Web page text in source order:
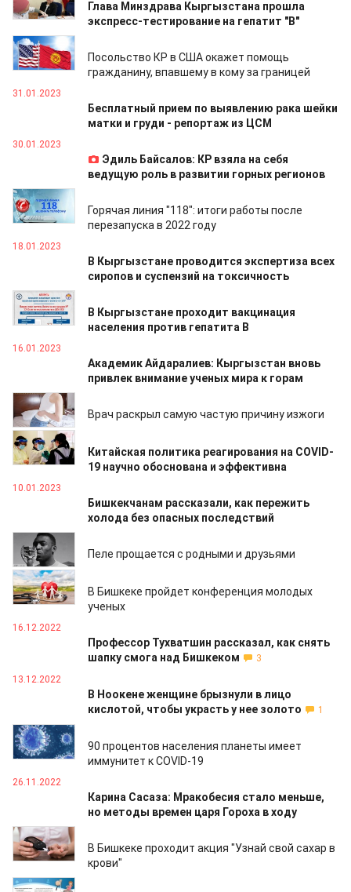
Глава Минздрава Кыргызстана прошла
экспресс-тестирование на гепатит "В"
09.02.2023
Посольство КР в США окажет помощь
гражданину, впавшему в кому за границей
31.01.2023
Бесплатный прием по выявлению рака шейки
матки и груди - репортаж из ЦСМ
30.01.2023
Эдиль Байсалов: КР взяла на себя
ведущую роль в развитии горных регионов
27.01.2023
Горячая линия "118": итоги работы после
перезапуска в 2022 году
18.01.2023
В Кыргызстане проводится экспертиза всех
сиропов и суспензий на токсичность
17.01.2023
В Кыргызстане проходит вакцинация
населения против гепатита В
16.01.2023
Академик Айдаралиев: Кыргызстан вновь
привлек внимание ученых мира к горам
16.01.2023
Врач раскрыл самую частую причину изжоги
12.01.2023
Китайская политика реагирования на COVID-
19 научно обоснована и эффективна
10.01.2023
Бишкекчанам рассказали, как пережить
холода без опасных последствий
28.12.2022
Пеле прощается с родными и друзьями
25.12.2022
В Бишкеке пройдет конференция молодых
ученых
16.12.2022
Профессор Тухватшин рассказал, как снять
шапку смога над Бишкеком
3
13.12.2022
В Ноокене женщине брызнули в лицо
кислотой, чтобы украсть у нее золото
1
04.12.2022
90 процентов населения планеты имеет
иммунитет к COVID-19
26.11.2022
Карина Сасаза: Мракобесия стало меньше,
но методы времен царя Гороха в ходу
14.11.2022
В Бишкеке проходит акция "Узнай свой сахар в
крови"
20.10.2022